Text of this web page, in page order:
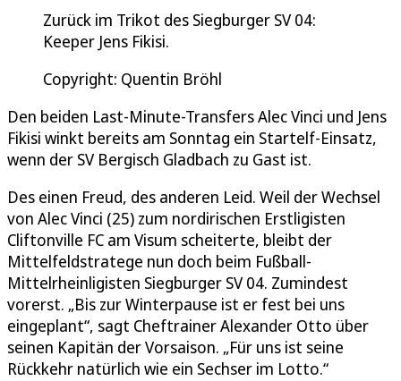
Zurück im Trikot des Siegburger SV 04:
Keeper Jens Fikisi.
Copyright: Quentin Bröhl
Den beiden Last-Minute-Transfers Alec Vinci und Jens
Fikisi winkt bereits am Sonntag ein Startelf-Einsatz,
wenn der SV Bergisch Gladbach zu Gast ist.
Des einen Freud, des anderen Leid. Weil der Wechsel
von Alec Vinci (25) zum nordirischen Erstligisten
Cliftonville FC am Visum scheiterte, bleibt der
Mittelfeldstratege nun doch beim Fußball-
Mittelrheinligisten Siegburger SV 04. Zumindest
vorerst. „Bis zur Winterpause ist er fest bei uns
eingeplant“, sagt Cheftrainer Alexander Otto über
seinen Kapitän der Vorsaison. „Für uns ist seine
Rückkehr natürlich wie ein Sechser im Lotto.“